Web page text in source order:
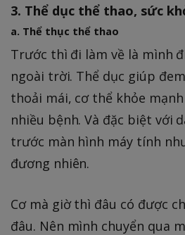
3. Thể dục thể thao, sức
a. Thể thục thể thao
Trước thì đi làm về là mình
ngoài trời. Thể dục giúp
thoải mái, cơ thể khỏe
nhiều bệnh. Và đặc biệt với
trước màn hình máy tính
đương nhiên.
Cơ mà giờ thì đâu có được
đâu. Nên mình chuyển qua